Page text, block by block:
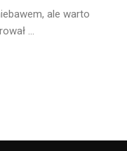
ale warto
...